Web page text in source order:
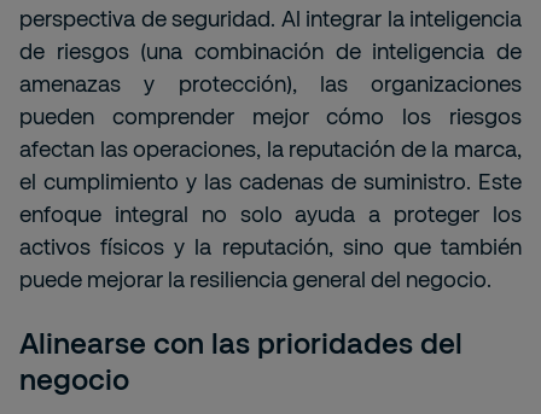
perspectiva de seguridad. Al integrar la inteligencia
de riesgos (una combinación de inteligencia de
amenazas y protección), las organizaciones
pueden comprender mejor cómo los riesgos
afectan las operaciones, la reputación de la marca,
el cumplimiento y las cadenas de suministro. Este
enfoque integral no solo ayuda a proteger los
activos físicos y la reputación, sino que también
puede mejorar la resiliencia general del negocio.
Alinearse con las prioridades del
negocio